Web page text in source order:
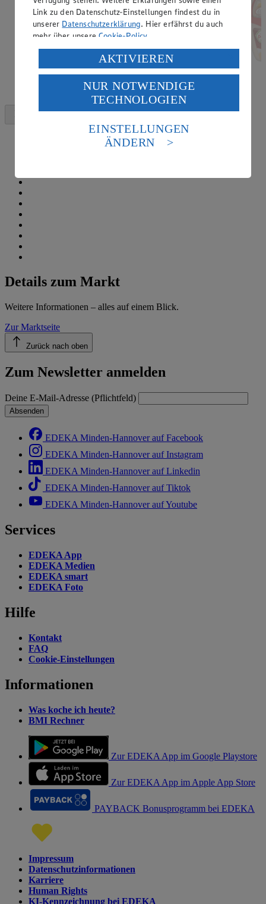
Details zum Markt
Weitere Informationen – alles auf einem Blick.
Zur Marktseite
Zurück nach oben
Zum Newsletter anmelden
Deine E-Mail-Adresse (Pflichtfeld)
Absenden
EDEKA Minden-Hannover auf Facebook
EDEKA Minden-Hannover auf Instagram
EDEKA Minden-Hannover auf Linkedin
EDEKA Minden-Hannover auf Tiktok
EDEKA Minden-Hannover auf Youtube
Services
EDEKA App
EDEKA Medien
EDEKA smart
EDEKA Foto
Hilfe
Kontakt
FAQ
Cookie-Einstellungen
Informationen
Was koche ich heute?
BMI Rechner
Zur EDEKA App im Google Playstore
Zur EDEKA App im Apple App Store
PAYBACK Bonusprogramm bei EDEKA
Impressum
Datenschutzinformationen
Karriere
Human Rights
KI-Kennzeichnung bei EDEKA
Link zu den Datenschutz-Einstellungen findest du in
unserer Datenschutzerklärung. Hier erfährst du auch
mehr über unsereCookie-Policy.
Verarbeitung deiner personenbezogenen Daten in den
USA durch Facebook und YouTube:
Wenn du auf „Aktivieren“ klickst, willigst du im Sinne
des Art. 49 Abs. 1 Satz 1 lit. a) DSGVO ein, dass deine
Daten in den USA verarbeitet werden. Der EuGH sieht
die USA als Land mit einem nach europäischen
Standards nicht angemessenen Datenschutzniveau an.
Es besteht das Risiko eines Zugriffs durch US-
Informationen zum Herausgeber der Seite findest du
AKTIVIEREN
NUR NOTWENDIGE
TECHNOLOGIEN
EINSTELLUNGEN
ÄNDERN